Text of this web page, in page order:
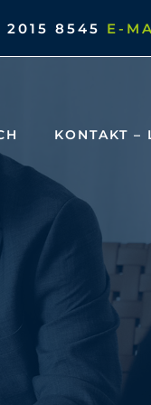
2015 8545 E-
KONTAKT –